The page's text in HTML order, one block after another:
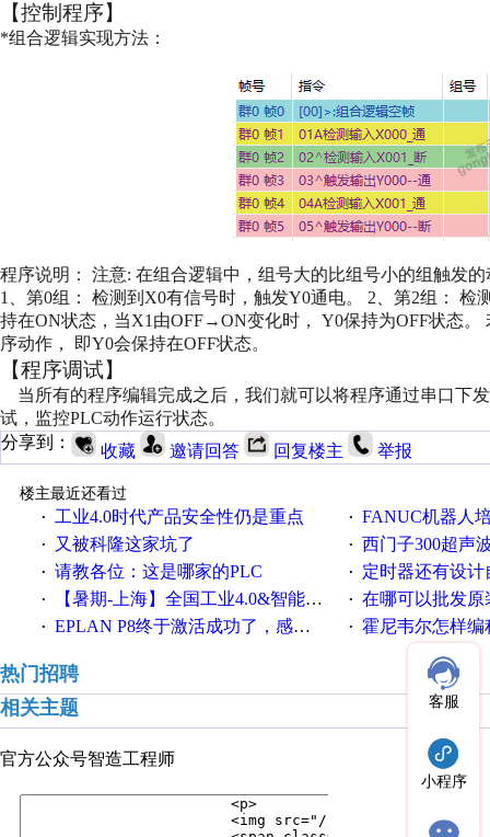
【控制程序】
*组合逻辑实现方法：
程序说明： 注意: 在组合逻辑中，组号大的比组号小的组触发
1、第0组： 检测到X0有信号时，触发Y0通电。 2、第2组： 检
持在ON状态，当X1由OFF→ON变化时， Y0保持为OFF状态。
序动作，
即Y0会保持在OFF状态。
【程序调试】
当所有的程序编辑完成之后，我们就可以将程序通过串口下
试，监控PLC动作运行状态。
分享到：
收藏 邀请回答 回复楼主 举报
楼主最近还看过
·
工业4.0时代产品安全性仍是重点 · FANUC机器人
· 又被科隆这家坑了 · 西门子300超声波
· 请教各位：这是哪家的PLC · 定时器还有设
· 【暑期-上海】全国工业4.0&智能制造高级培训班通知！ · 在哪可以批发原装正品
· EPLAN P8终于激活成功了，感谢网上无私的高人！ · 霍尼韦尔怎样编
热门招聘
相关主题
官方公众号智造工程师
客服
小程序